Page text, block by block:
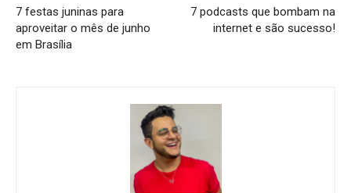
7 festas juninas para
aproveitar o mês de junho
em Brasília
7 podcasts que bombam na
internet e são sucesso!